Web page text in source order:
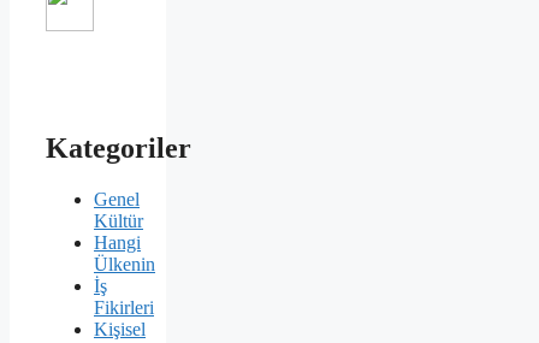
Kategoriler
Genel
Kültür
Hangi
Ülkenin
İş
Fikirleri
Kişisel